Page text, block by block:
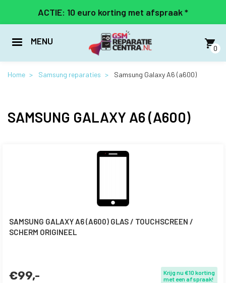
naar
inhoud
ACTIE: 10 euro korting met afspraak *
MENU
0
Home Samsung reparaties Samsung Galaxy A6 (a600)
SAMSUNG GALAXY A6 (A600)
SAMSUNG GALAXY A6 (A600) GLAS / TOUCHSCREEN /
SCHERM ORIGINEEL
€99,-
Krijg nu €10 korting
met een afspraak!